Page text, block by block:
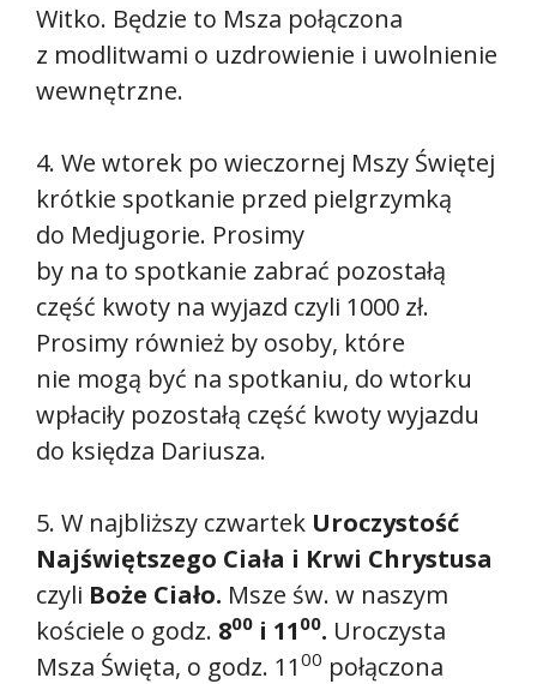
Witko. Będzie to Msza połączona
z modlitwami o uzdrowienie i uwolnienie
wewnętrzne.
4. We wtorek po wieczornej Mszy Świętej
krótkie spotkanie przed pielgrzymką
do Medjugorie. Prosimy
by na to spotkanie zabrać pozostałą
część kwoty na wyjazd czyli 1000 zł.
Prosimy również by osoby, które
nie mogą być na spotkaniu, do wtorku
wpłaciły pozostałą część kwoty wyjazdu
do księdza Dariusza.
5. W najbliższy czwartek Uroczystość
Najświętszego Ciała i Krwi Chrystusa
czyli Boże Ciało. Msze św. w naszym
kościele o godz. 800 i 11 00. Uroczysta
Msza Święta, o godz. 11 00 połączona